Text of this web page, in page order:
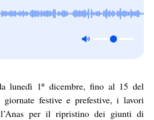
lunedì 1º dicembre, fino al 15 del
giornate festive e prefestive, i lavori
per il ripristino dei giunti di